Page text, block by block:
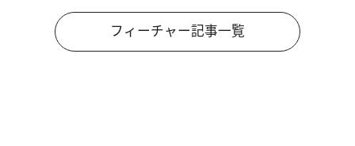
フィーチャー記事一覧